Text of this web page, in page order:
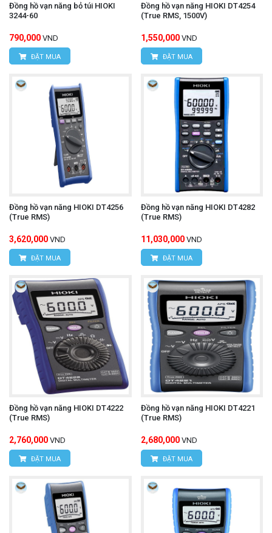
HÙNG NGUYÊN TECH - HÀ NỘI
Địa chỉ:
Số 15, ngõ 85 Tân Xuân, P. Xuân Đỉnh,
Q. Bắc Từ Liêm, TP. Hà Nội.
Số 20D, ngõ 16/28 Đỗ Xuân Hợp, P. Mỹ
Đình 1, Q.Nam Từ Liêm, TP. Hà Nội
Hotline: 0393.968.345 / 0976.082.395
Email:vantien2307@gmail.com
Website:www.hungnguyentech.vn
HÙNG NGUYÊN TECH - TP HỒ CHÍ MINH
Địa chỉ: D7/6B đường Dương Đình Cúc, Xã Tân
Hotline: 0934.616.395
Website:www.hungnguyentech.vn
Xem thêm: Ampe kìm đo điện trở đất UNI-T
UT278A+
Đồng hồ vạn năng bỏ túi HIOKI
3244-60
790,000 VND
ĐẶT MUA
Đồng hồ vạn năng HIOKI DT4254
(True RMS, 1500V)
1,550,000 VND
ĐẶT MUA
Đồng hồ vạn năng HIOKI DT4256
(True RMS)
3,620,000 VND
ĐẶT MUA
Đồng hồ vạn năng HIOKI DT4282
(True RMS)
11,030,000 VND
ĐẶT MUA
Đồng hồ vạn năng HIOKI DT4222
(True RMS)
2,760,000 VND
ĐẶT MUA
Đồng hồ vạn năng HIOKI DT4221
(True RMS)
2,680,000 VND
ĐẶT MUA